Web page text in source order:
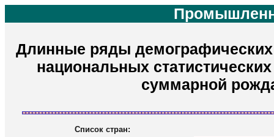
Длинные ряды
национальных
суммарной
Список стран: